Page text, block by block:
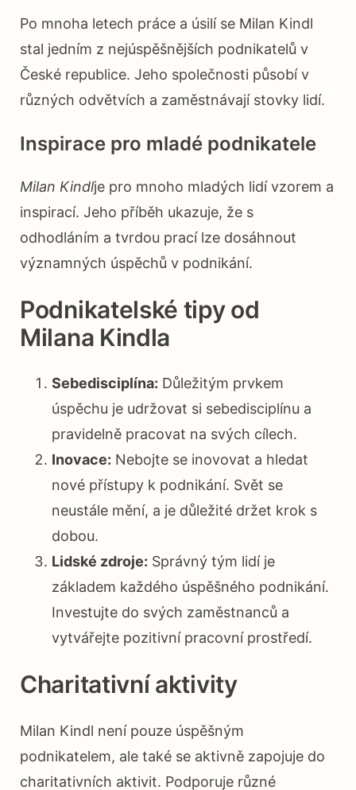
Po mnoha letech práce a úsilí se Milan Kindl
stal jedním z nejúspěšnějších podnikatelů v
České republice. Jeho společnosti působí v
různých odvětvích a zaměstnávají stovky lidí.
Inspirace pro mladé podnikatele
Milan Kindlje pro mnoho mladých lidí vzorem a
inspirací. Jeho příběh ukazuje, že s
odhodláním a tvrdou prací lze dosáhnout
významných úspěchů v podnikání.
Podnikatelské tipy od
Milana Kindla
Sebedisciplína: Důležitým prvkem
úspěchu je udržovat si sebedisciplínu a
pravidelně pracovat na svých cílech.
Inovace: Nebojte se inovovat a hledat
nové přístupy k podnikání. Svět se
neustále mění, a je důležité držet krok s
dobou.
Lidské zdroje: Správný tým lidí je
základem každého úspěšného podnikání.
Investujte do svých zaměstnanců a
vytvářejte pozitivní pracovní prostředí.
Charitativní aktivity
Milan Kindl není pouze úspěšným
podnikatelem, ale také se aktivně zapojuje do
charitativních aktivit. Podporuje různé